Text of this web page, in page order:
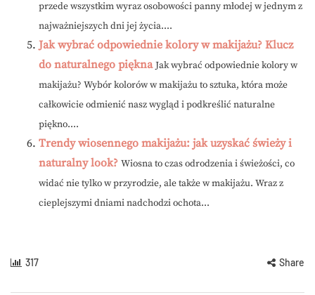
przede wszystkim wyraz osobowości panny młodej w jednym z
najważniejszych dni jej życia....
Jak wybrać odpowiednie kolory w makijażu? Klucz
do naturalnego piękna Jak wybrać odpowiednie kolory w
makijażu? Wybór kolorów w makijażu to sztuka, która może
całkowicie odmienić nasz wygląd i podkreślić naturalne
piękno....
Trendy wiosennego makijażu: jak uzyskać świeży i
naturalny look? Wiosna to czas odrodzenia i świeżości, co
widać nie tylko w przyrodzie, ale także w makijażu. Wraz z
cieplejszymi dniami nadchodzi ochota...
317 Share